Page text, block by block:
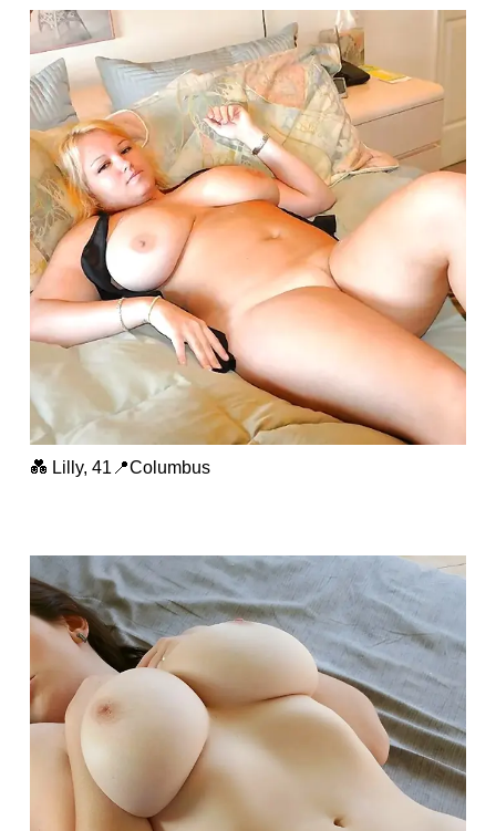
💑 Lilly, 41📍Columbus